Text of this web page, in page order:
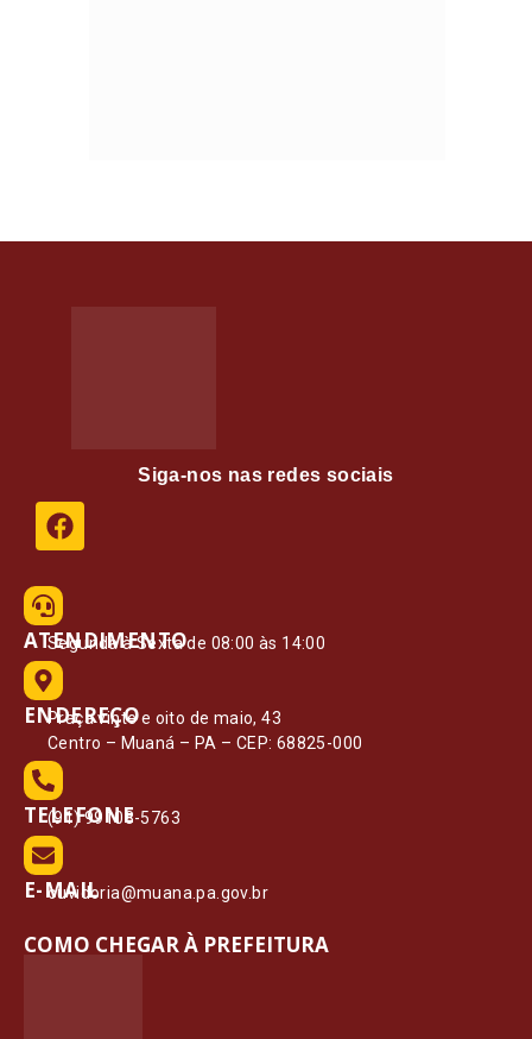
Siga-nos nas redes sociais
ATENDIMENTO
Segunda à Sexta de 08:00 às 14:00
ENDEREÇO
Praça vinte e oito de maio, 43
Centro – Muaná – PA – CEP: 68825-000
TELEFONE
(91) 99108-5763
E-MAIL
ouvidoria@muana.pa.gov.br
COMO CHEGAR À PREFEITURA